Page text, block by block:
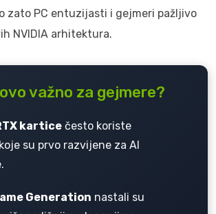
zato PC entuzijasti i gejmeri pažljivo
NVIDIA arhitektura.
važno za gejmere?
kartice često koriste
su prvo razvijene za AI
Generation nastali su